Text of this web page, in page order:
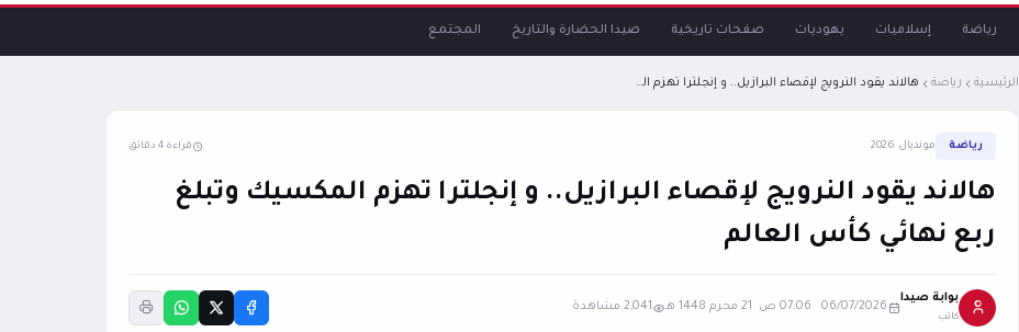
رياضة إسلاميات يهوديات صفحات تاريخية صيدا الحضارة والتاريخ المجتمع
الرئيسية رياضة هالاند يقود النرويج لإقصاء البرازيل.. و إنجلترا تهزم المكسيك وتبلغ ربع نهائي كأس العالم
رياضة مونديال 2026 قراءة 4 دقائق
هالاند يقود النرويج لإقصاء البرازيل.. و إنجلترا تهزم المكسيك وتبلغ
ربع نهائي كأس العالم
بوابة صيدا
كاتب
06/07/2026 07:06 ص 21 محرم 1448 هـ 2,041 مشاهدة